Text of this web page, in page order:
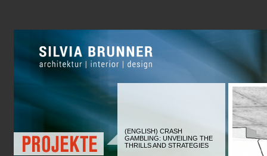
(ENGLISH) CRASH
GAMBLING: UNVEILING THE
THRILLS AND STRATEGIES